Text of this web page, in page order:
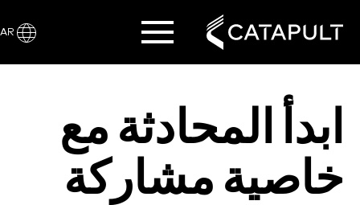
ابدأ المحادثة مع
خاصية مشاركة